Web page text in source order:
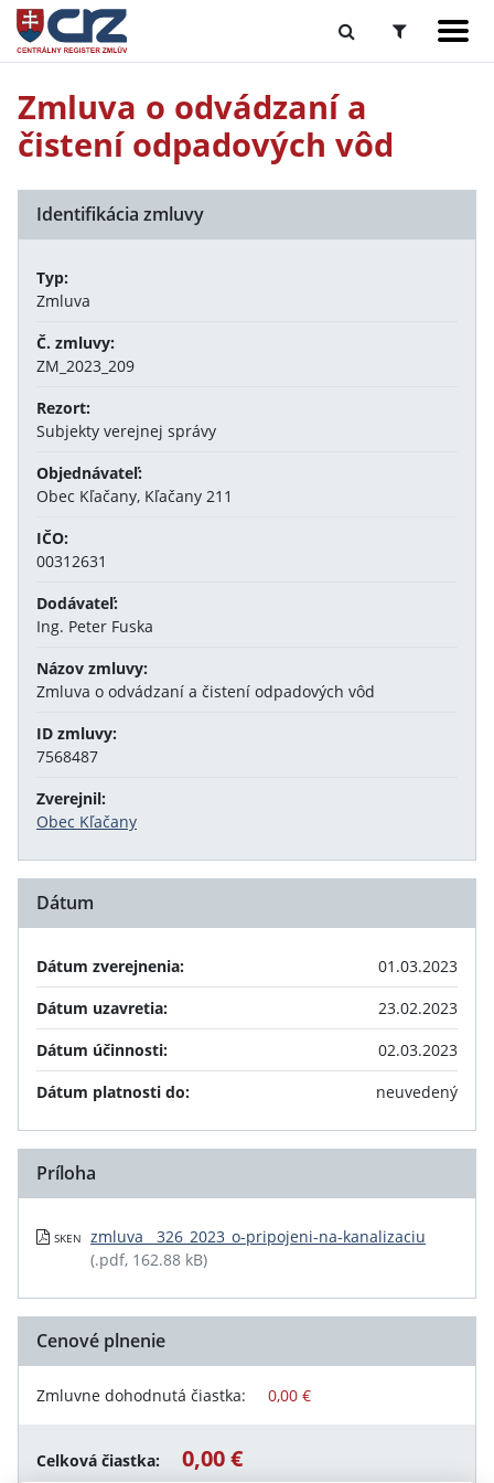
Zmluva o odvádzaní a
čistení odpadových vôd
Identifikácia zmluvy
Typ:
Zmluva
Č. zmluvy:
ZM_2023_209
Rezort:
Subjekty verejnej správy
Objednávateľ:
Obec Kľačany, Kľačany 211
IČO:
00312631
Dodávateľ:
Ing. Peter Fuska
Názov zmluvy:
Zmluva o odvádzaní a čistení odpadových vôd
ID zmluvy:
7568487
Zverejnil:
Obec Kľačany
Dátum
Dátum zverejnenia:
01.03.2023
Dátum uzavretia:
23.02.2023
Dátum účinnosti:
02.03.2023
Dátum platnosti do:
neuvedený
Príloha
SKEN
zmluva__326_2023_o-pripojeni-na-kanalizaciu
(.pdf, 162.88 kB)
Cenové plnenie
Zmluvne dohodnutá čiastka: 0,00 €
Celková čiastka: 0,00 €